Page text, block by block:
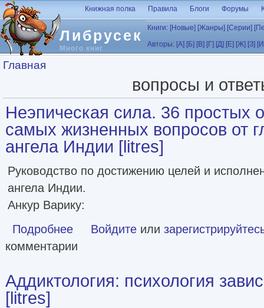
Перейти к основному содержанию
Либрусек
Много книг
Книжная полка Правила Блоги Форумы
Книги: [Новые] [Жанры] [Серии]
Авторы: [А] [Б] [В] [Г] [Д] [Е] [Ж] [З]
Вы здесь
Главная
вопросы и
Неэпическая сила. 36 простых
самых жизненных вопросов от
ангела Индии [litres]
Руководство по достижению целей и
ангела Индии.
Анкур Варику:
Подробнее о Неэпическая сила. 36 простых ответов на 36 самых
Войдите или
комментарии
Аддиктология: психология
[litres]